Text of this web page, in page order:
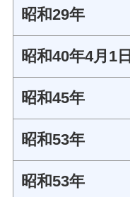
昭和29年
昭和40年4月1日
昭和45年
昭和53年
昭和53年